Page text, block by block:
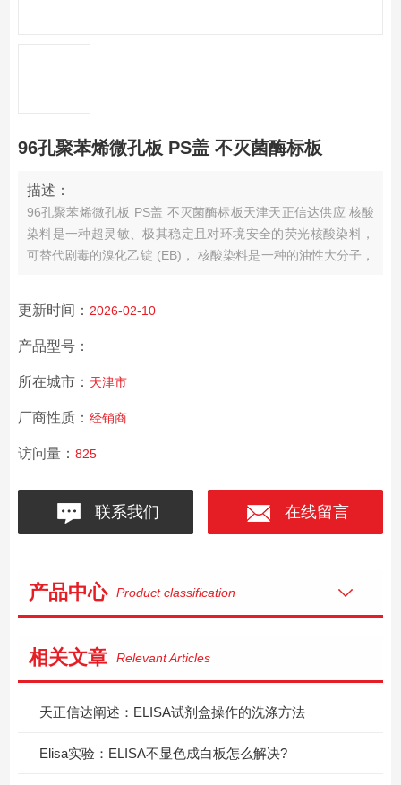
96孔聚苯烯微孔板 PS盖 不灭菌酶标板
描述：
96孔聚苯烯微孔板 PS盖 不灭菌酶标板天津天正信达供应 核酸
染料是一种超灵敏、极其稳定且对环境安全的荧光核酸染料，
可替代剧毒的溴化乙锭 (EB)， 核酸染料是一种的油性大分子，
更新时间： 2026-02-10
产品型号：
所在城市： 天津市
厂商性质： 经销商
访问量： 825
联系我们 在线留言
产品中心 Product classification
相关文章 Relevant Articles
天正信达阐述：ELISA试剂盒操作的洗涤方法
Elisa实验：ELISA不显色成白板怎么解决?